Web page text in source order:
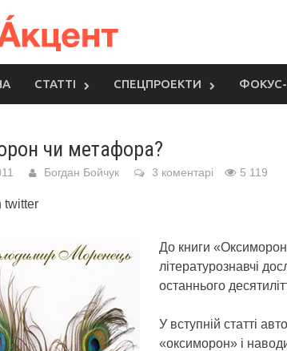
СТАТТІ СПЕЦПРОЕКТИ
чи метафора?
Богдан Бойчук 3 коментарі 5 119
twitter
До книги
літературознавчі
останнього
У вступній статті
«оксиморон» і